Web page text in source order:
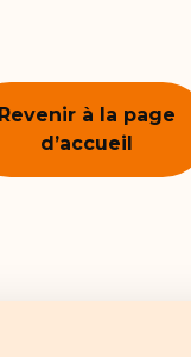
Revenir à la page
d’accueil